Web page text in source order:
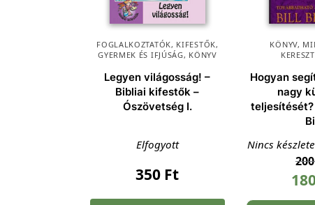
FOGLALKOZTATÓK, KIFESTŐK,
GYERMEK ÉS IFJÚSÁG, KÖNYV
Legyen világosság! –
Bibliai kifestők –
Ószövetség I.
Elfogyott
350 Ft
KÖNYV,
Hogyan
nagy
Nincs